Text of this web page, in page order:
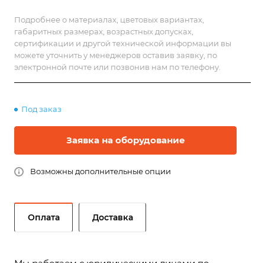
Подробнее о материалах, цветовых вариантах,
габаритных размерах, возрастных допусках,
сертификации и другой технической информации вы
можете уточнить у менеджеров оставив заявку, по
электронной почте или позвонив нам по телефону.
Под заказ
Заявка на оборудование
Возможны дополнительные опции
Оплата Доставка